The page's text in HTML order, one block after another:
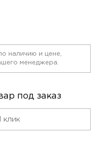
наличию и цене,
менеджера.
под заказ
клик